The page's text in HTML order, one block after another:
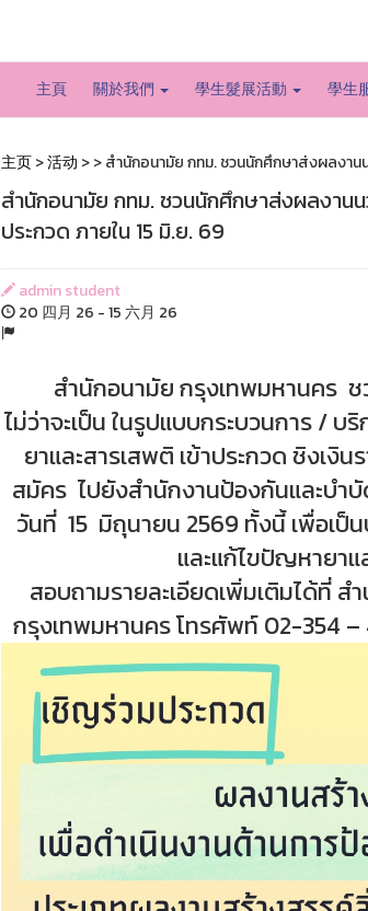
主頁 關於我們 學生髮展活動 學生
主页>活动 >> สำนักอนามัย กทม. ชวนนักศึกษาส่งผลงา
สำนักอนามัย กทม. ชวนนักศึกษาส่งผลงา
ประกวด ภายใน 15 มิ.ย. 69
admin student
20 四月 26 - 15 六月 26
สำนักอนามัย กรุงเทพมหานคร
ไม่ว่าจะเป็น ในรูปแบบกระบวนการ /
ยาและสารเสพติ เข้าประกวด ชิงเ
สมัคร ไปยังสำนักงานป้องกันและบำ
วันที่ 15 มิถุนายน 2569 ทั้งนี้ เพื่อเป็
และแก้ไขปัญหายา
สอบถามรายละเอียดเพิ่มเติมได้ที่
กรุงเทพมหานคร โทรศัพท์ 02-354